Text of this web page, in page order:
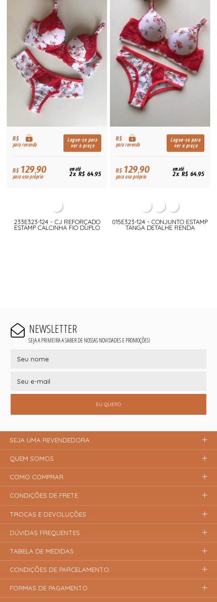
R$
para revenda
Logue-se para
ver o preço
R$129,90
para uso próprio
em até
2x R$ 64,95
233E323-124 - CJ REFORÇADO
ESTAMP CALCINHA FIO DUPLO
R$
para revenda
Logue-se para
ver o preço
R$129,90
para uso próprio
em até
2x R$ 64,95
015E323-124 - CONJUNTO ESTAMP
TANGA DETALHE RENDA
NEWSLETTER
SEJA A PRIMEIRA A SABER DE NOSSAS NOVIDADES E PROMOÇÕES!
EU QUERO
SEJA UMA REVENDEDORA
QUEM SOMOS
COMO COMPRAR
CONDIÇÕES DE FRETE
TROCAS E DEVOLUÇÕES
DÚVIDAS FREQUENTES
TABELA DE MEDIDAS
CONDIÇÕES DE PARCELAMENTO
FORMAS DE PAGAMENTO